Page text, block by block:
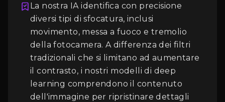
La nostra IA identifica con precisione
diversi tipi di sfocatura, inclusi
movimento, messa a fuoco e tremolio
della fotocamera. A differenza dei filtri
tradizionali che si limitano ad aumentare
il contrasto, i nostri modelli di deep
learning comprendono il contenuto
dell'immagine per ripristinare dettagli
Accesso